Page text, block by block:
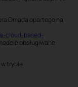
Omada opartego na
cloud-based-
obsługiwane
trybie